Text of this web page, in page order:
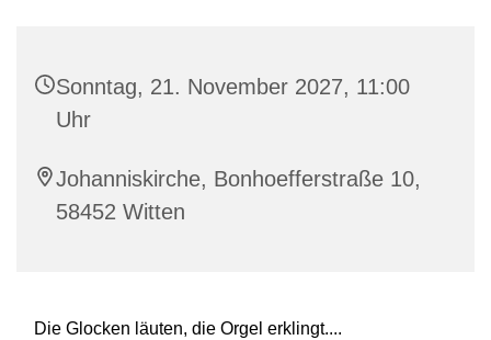
Sonntag, 21. November 2027, 11:00
Uhr
Johanniskirche, Bonhoefferstraße 10,
58452 Witten
Die Glocken läuten, die Orgel erklingt....